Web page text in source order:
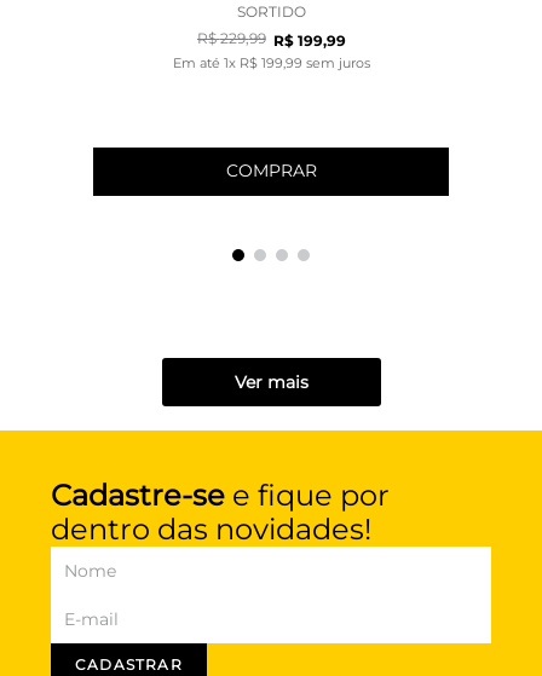
SORTIDO
R$ 229,99 R$ 199,99
Em até 1x R$ 199 99 sem juros
COMPRAR
Ver mais
Cadastre-se e fique por
dentro das novidades!
CADASTRAR